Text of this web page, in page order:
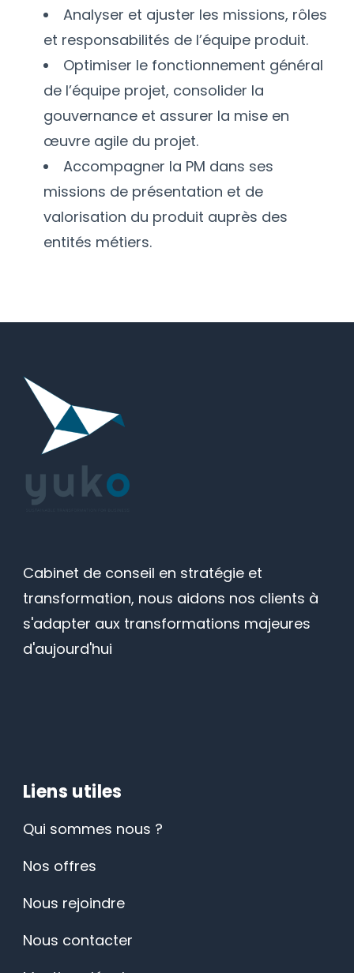
Analyser et ajuster les missions, rôles
et responsabilités de l’équipe produit.
Optimiser le fonctionnement général
de l’équipe projet, consolider la
gouvernance et assurer la mise en
œuvre agile du projet.
Accompagner la PM dans ses
missions de présentation et de
valorisation du produit auprès des
entités métiers.
Cabinet de conseil en stratégie et
transformation, nous aidons nos clients à
s'adapter aux transformations majeures
d'aujourd'hui
Liens utiles
Qui sommes nous ?
Nos offres
Nous rejoindre
Nous contacter